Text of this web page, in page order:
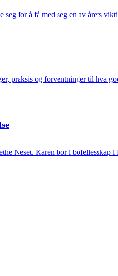
for å få med seg en av årets
praksis og forventninger til hva
Neset. Karen bor i bofellesskap i